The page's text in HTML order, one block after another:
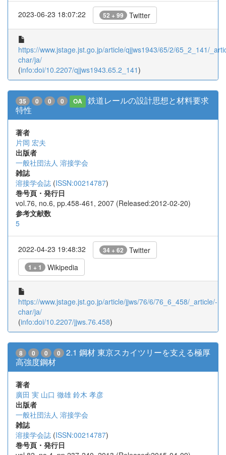
2023-06-23 18:07:22 52 + 99 Twitter
https://www.jstage.jst.go.jp/article/qjjws1943/65/2/65_2_141/
char/ja/
(info:doi/10.2207/qjjws1943.65.2_141)
35 0 0 0 OA
鉄道レールの設計思想と材料要求
特性
著者
片岡 宏夫
出版者
一般社団法人 溶接学会
雑誌
溶接学会誌 (ISSN:00214787)
巻号頁・発行日
vol.76, no.6, pp.458-461, 2007 (Released:2012-02-20)
参考文献数
5
2022-04-23 19:48:32 34 + 62 Twitter
1 + 1 Wikipedia
https://www.jstage.jst.go.jp/article/jjws/76/6/76_6_458/_article/-
char/ja/
(info:doi/10.2207/jjws.76.458)
8 0 0 0
2.1 鋼材 東京スカイツリーを支える極厚
高強度鋼材
著者
廣田 実 山口 徹雄 鈴木 孝彦
出版者
一般社団法人 溶接学会
雑誌
溶接学会誌 (ISSN:00214787)
巻号頁・発行日